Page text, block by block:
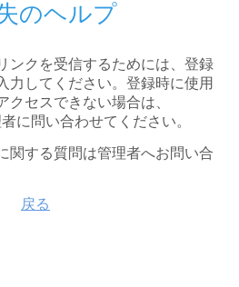
のヘルプ
ンクを受信するためには、登録
力してください。登録時に使用
クセスできない場合は、
に問い合わせてください。
関する質問は管理者へお問い合
戻る